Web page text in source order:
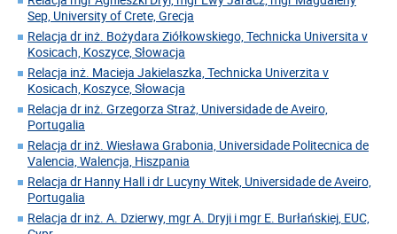
Sep, University of Crete, Grecja
Relacja dr inż. Bożydara Ziółkowskiego, Technicka Universita v
Kosicach, Koszyce, Słowacja
Relacja inż. Macieja Jakielaszka, Technicka Univerzita v
Kosicach, Koszyce, Słowacja
Relacja dr inż. Grzegorza Straż, Universidade de Aveiro,
Portugalia
Relacja dr inż. Wiesława Grabonia, Universidade Politecnica de
Valencia, Walencja, Hiszpania
Relacja dr Hanny Hall i dr Lucyny Witek, Universidade de Aveiro,
Portugalia
Relacja dr inż. A. Dzierwy, mgr A. Dryji i mgr E. Burłańskiej, EUC,